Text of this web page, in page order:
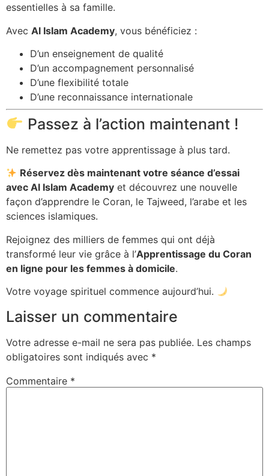
essentielles à sa famille.
Avec Al Islam Academy, vous bénéficiez :
D’un enseignement de qualité
D’un accompagnement personnalisé
D’une flexibilité totale
D’une reconnaissance internationale
Passez à l’action maintenant !
Ne remettez pas votre apprentissage à plus tard.
Réservez dès maintenant votre séance d’essai
avec Al Islam Academy et découvrez une nouvelle
façon d’apprendre le Coran, le Tajweed, l’arabe et les
sciences islamiques.
Rejoignez des milliers de femmes qui ont déjà
transformé leur vie grâce à l’Apprentissage du Coran
en ligne pour les femmes à domicile.
Votre voyage spirituel commence aujourd’hui.
Laisser un commentaire
Votre adresse e-mail ne sera pas publiée. Les champs
obligatoires sont indiqués avec *
Commentaire *